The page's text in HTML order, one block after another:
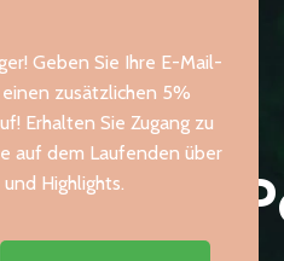
Geben Sie Ihre E-Mail-
zusätzlichen 5%
Erhalten Sie Zugang zu
auf dem Laufenden über
Highlights.